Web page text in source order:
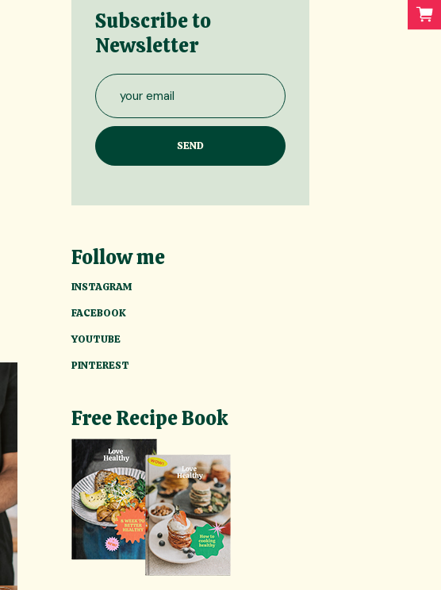
Subscribe to
Newsletter
Follow me
INSTAGRAM
FACEBOOK
YOUTUBE
PINTEREST
Free Recipe Book